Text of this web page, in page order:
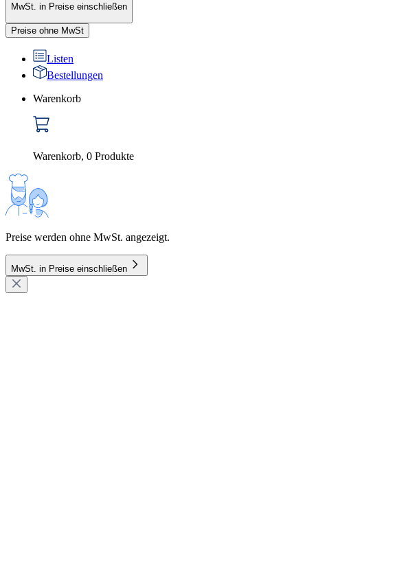
MwSt. in Preise einschließen
Preise ohne MwSt
Listen
Bestellungen
Warenkorb
Warenkorb, 0 Produkte
Preise werden ohne MwSt. angezeigt.
MwSt. in Preise einschließen